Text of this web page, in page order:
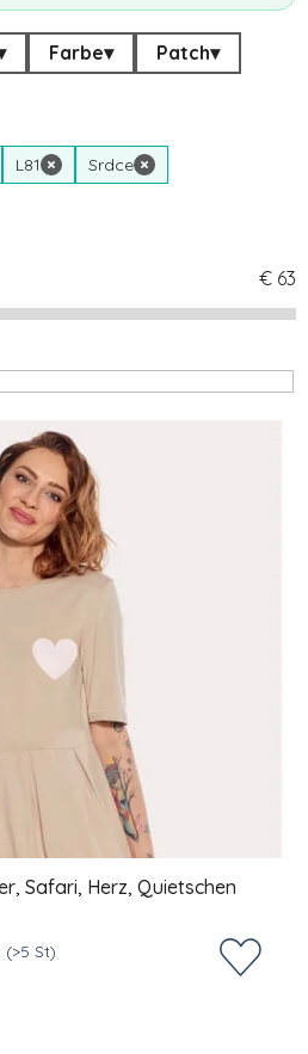
Farbe▾ Patch▾
L81 × Srdce ×
€ 63
Safari, Herz, Quietschen
(>5 St)